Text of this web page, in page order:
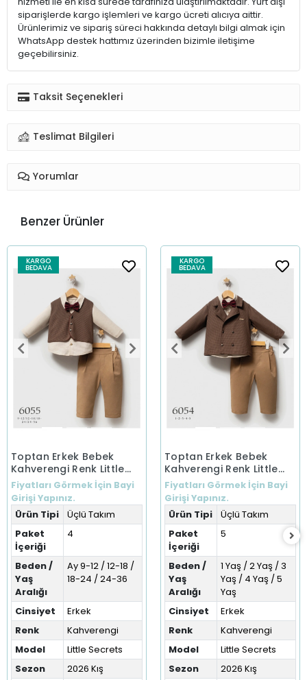
siparişlerde kargo işlemleri ve kargo ücreti alıcıya aittir.
Ürünlerimiz ve sipariş süreci hakkında detaylı bilgi almak için
WhatsApp destek hattımız üzerinden bizimle iletişime
geçebilirsiniz.
Taksit Seçenekleri
Teslimat Bilgileri
Yorumlar
Benzer Ürünler
KARGO
BEDAVA
Toptan Erkek Bebek
Kahverengi Renk Little
Secrets Kışlık Üçlü Takım
(9-36 Ay)
Fiyatları Görmek İçin Bayi
Girişi Yapınız.
Ürün Tipi
Üçlü Takım
Paket
İçeriği
4
Beden /
Yaş
Aralığı
Ay 9-12 / 12-18 /
18-24 / 24-36
Cinsiyet
Erkek
Renk
Kahverengi
Model
Little Secrets
Sezon
2026 Kış
KARGO
BEDAVA
Toptan Erkek Bebek
Kahverengi Renk Little
Secrets Kışlık Üçlü Takım
(1-5 Yaş)
Fiyatları Görmek İçin Bayi
Girişi Yapınız.
Ürün Tipi
Üçlü Takım
Paket
İçeriği
5
Beden /
Yaş
Aralığı
1 Yaş / 2 Yaş / 3
Yaş / 4 Yaş / 5
Yaş
Cinsiyet
Erkek
Renk
Kahverengi
Model
Little Secrets
Sezon
2026 Kış